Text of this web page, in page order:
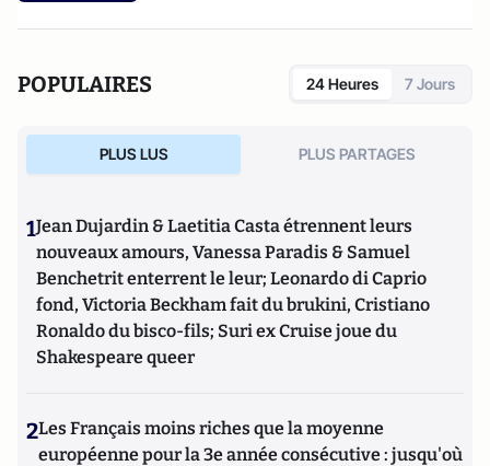
POPULAIRES 24 Heures 7 Jours
PLUS LUS PLUS PARTAGES
1Jean Dujardin & Laetitia Casta étrennent leurs
nouveaux amours, Vanessa Paradis & Samuel
Benchetrit enterrent le leur; Leonardo di Caprio
fond, Victoria Beckham fait du brukini, Cristiano
Ronaldo du bisco-fils; Suri ex Cruise joue du
Shakespeare queer
2Les Français moins riches que la moyenne
européenne pour la 3e année consécutive : jusqu'où